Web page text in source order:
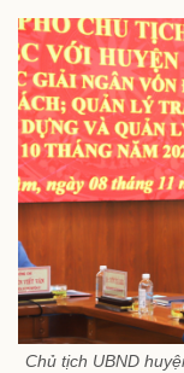
Chủ tịch UBND